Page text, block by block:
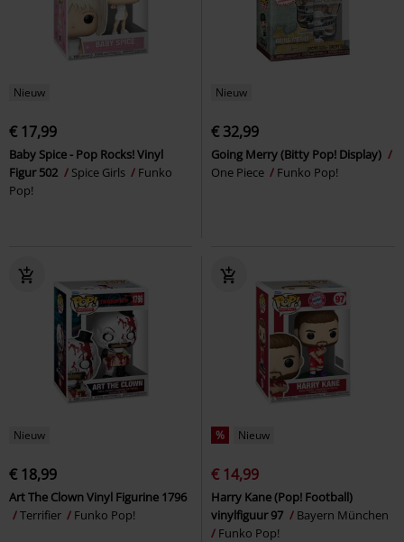
Nieuw
€ 17,99
Baby Spice - Pop Rocks! Vinyl
Figur 502
Spice Girls
Funko
Pop!
Nieuw
€ 32,99
Going Merry (Bitty Pop! Display)
One Piece
Funko Pop!
Nieuw
€ 18,99
Art The Clown Vinyl Figurine 1796
Terrifier
Funko Pop!
% Nieuw
€ 14,99
Harry Kane (Pop! Football)
vinylfiguur 97
Bayern München
Funko Pop!